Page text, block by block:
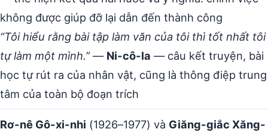
không được giúp đỡ lại dẫn đến thành công
“Tôi hiểu rằng bài tập làm văn của tôi thì tốt nhất tôi
tự làm một mình.”— Ni-cô-la — câu kết truyện, bài
học tự rút ra của nhân vật, cũng là thông điệp trung
tâm của toàn bộ đoạn trích
Rơ-nê Gô-xi-nhi (1926–1977) và Giăng-giắc Xăng-